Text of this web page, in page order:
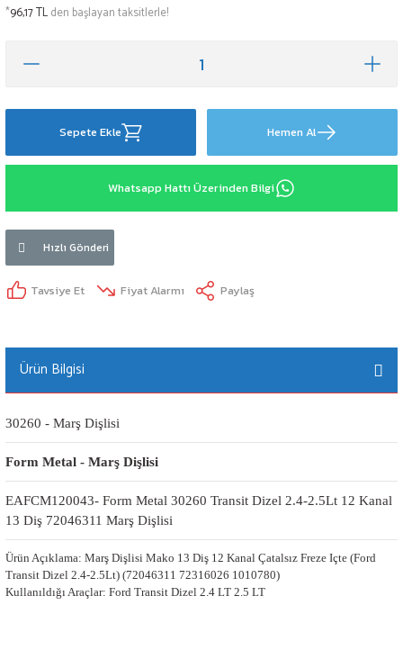
*96,17 TLden başlayan taksitlerle!
Sepete Ekle Hemen Al
Whatsapp Hattı Üzerinden Bilgi
Hızlı Gönderi
Tavsiye Et Fiyat Alarmı Paylaş
Ürün Bilgisi
30260 - Marş Dişlisi
Form Metal - Marş Dişlisi
EAFCM120043- Form Metal 30260 Transit Dizel 2.4-2.5Lt 12 Kanal
13 Diş 72046311 Marş Dişlisi
Ürün Açıklama: Marş Dişlisi Mako 13 Diş 12 Kanal Çatalsız Freze Içte (Ford
Transit Dizel 2.4-2.5Lt) (72046311 72316026 1010780)
Kullanıldığı Araçlar: Ford Transit Dizel 2.4 LT 2.5 LT